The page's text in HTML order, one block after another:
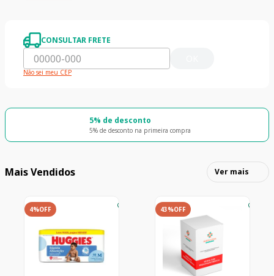
CONSULTAR FRETE
Não sei meu CEP
5% de desconto
5% de desconto na primeira compra
Mais Vendidos Ver mais
4%OFF 43%OFF